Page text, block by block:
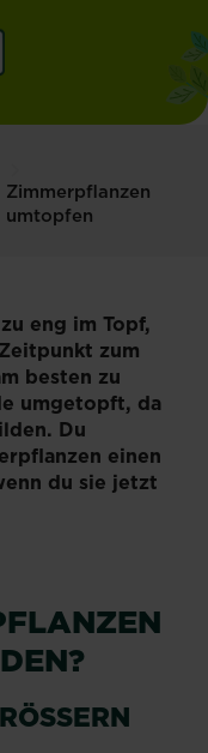
Zimmerpflanzen
umtopfen
eng im Topf,
zum
besten zu
umgetopft, da
Du
einen
du sie jetzt